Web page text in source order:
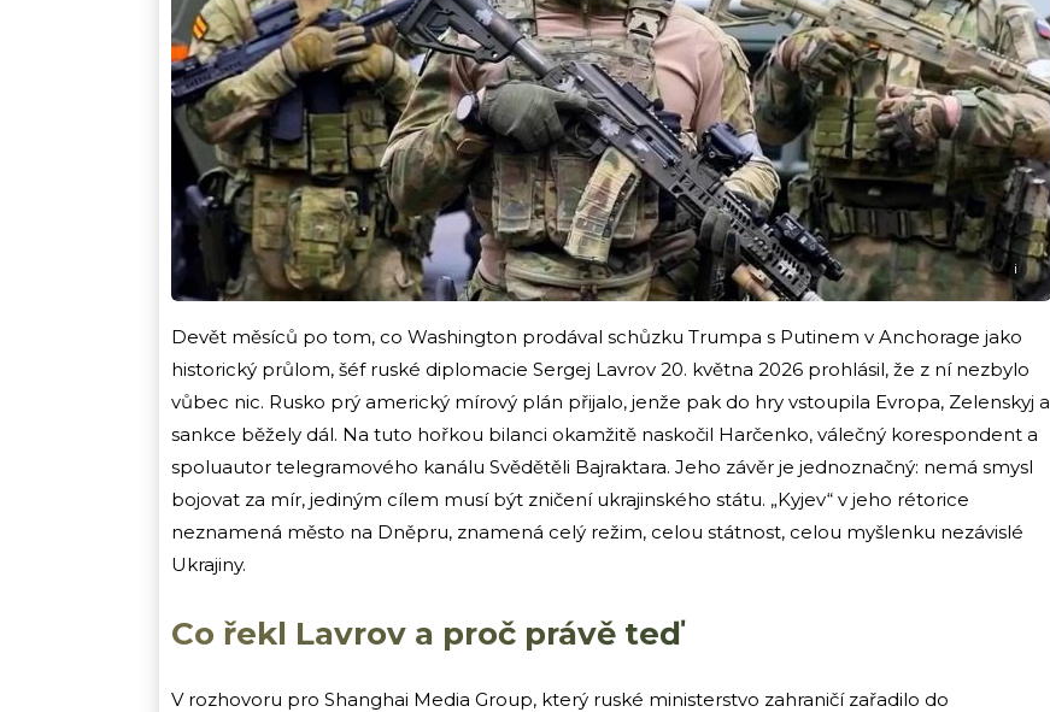
i
Devět měsíců po tom, co Washington prodával schůzku Trumpa s Putinem v Anchorage jako
historický průlom, šéf ruské diplomacie Sergej Lavrov 20. května 2026 prohlásil, že z ní nezbylo
vůbec nic. Rusko prý americký mírový plán přijalo, jenže pak do hry vstoupila Evropa, Zelenskyj a
sankce běžely dál. Na tuto hořkou bilanci okamžitě naskočil Harčenko, válečný korespondent a
spoluautor telegramového kanálu Svědětěli Bajraktara. Jeho závěr je jednoznačný: nemá smysl
bojovat za mír, jediným cílem musí být zničení ukrajinského státu. „Kyjev“ v jeho rétorice
neznamená město na Dněpru, znamená celý režim, celou státnost, celou myšlenku nezávislé
Ukrajiny.
Co řekl Lavrov a proč právě teď
V rozhovoru pro Shanghai Media Group, který ruské ministerstvo zahraničí zařadilo do